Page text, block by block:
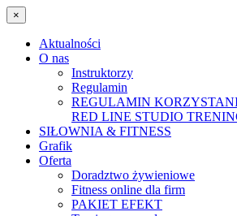
×
Aktualności
O nas
Instruktorzy
Regulamin
REGULAMIN
RED LINE STUDIO
SIŁOWNIA & FITNESS
Grafik
Oferta
Doradztwo żywieniowe
Fitness online dla firm
PAKIET EFEKT